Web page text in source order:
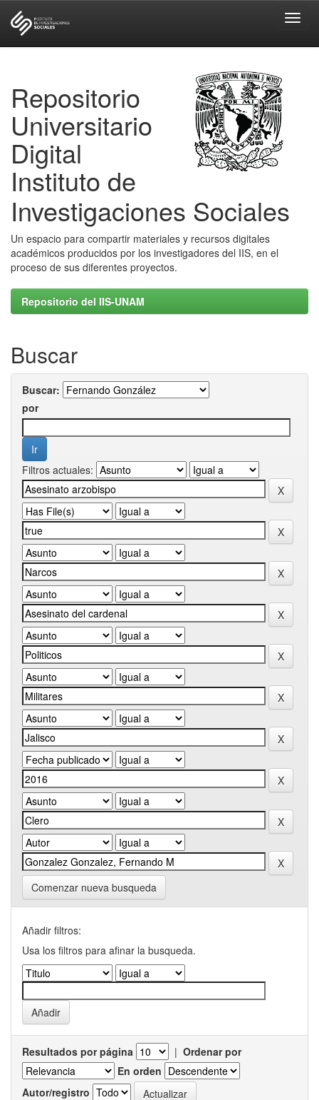
Repositorio
Universitario
Digital
Instituto de
Investigaciones Sociales
Un espacio para compartir materiales y recursos digitales
académicos producidos por los investigadores del IIS, en el
proceso de sus diferentes proyectos.
Repositorio del IIS-UNAM
Buscar
Buscar:
por
Filtros actuales:
Comenzar nueva busqueda
Añadir filtros:
Usa los filtros para afinar la busqueda.
Resultados por página | Ordenar por
En orden
Autor/registro